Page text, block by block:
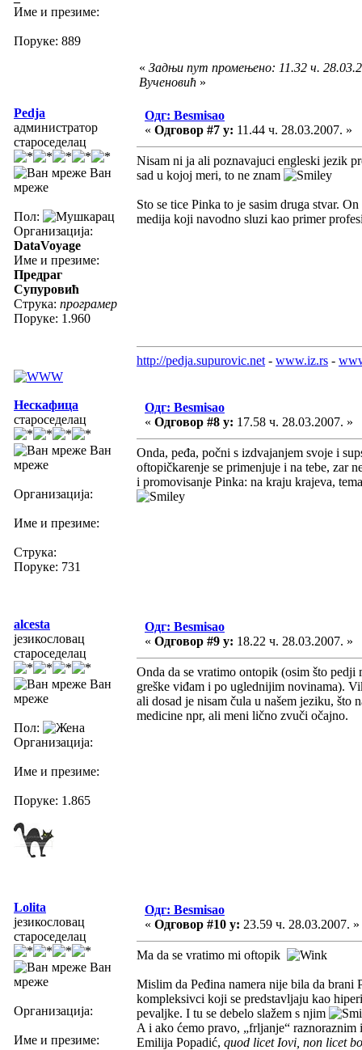
Име и презиме:
Поруке: 889
« Задњи пут промењено: 11.32 ч.
Вученовић »
Pedja
администратор
староседелац
Ван
мреже
Пол:
Организација:
DataVoyage
Име и презиме:
Предраг
Супуровић
Струка: програмер
Поруке: 1.960
Одг: Besmisao
« Одговор #7 у: 11.44 ч. 28.03.2007. »
Nisam ni ja ali poznavajuci engleski jezik
sad u kojoj meri, to ne znam
Sto se tice Pinka to je sasim druga stvar.
medija koji navodno sluzi kao primer
http://pedja.supurovic.net - www.iz.rs -
Нескафица
староседелац
Ван
мреже
Организација:
Име и презиме:
Струка:
Поруке: 731
Одг: Besmisao
« Одговор #8 у: 17.58 ч. 28.03.2007. »
Onda, peđa, počni s izdvajanjem svoje i
oftopičkarenje se primenjuje i na tebe, zar
i promovisanje Pinka: na kraju krajeva,
alcesta
језикословац
староседелац
Ван
мреже
Пол:
Организација:
Име и презиме:
Поруке: 1.865
Одг: Besmisao
« Одговор #9 у: 18.22 ч. 28.03.2007. »
Onda da se vratimo ontopik (osim što
greške viđam i po uglednijim novinama).
ali dosad je nisam čula u našem jeziku, što
medicine npr, ali meni lično zvuči očajno.
Lolita
језикословац
староседелац
Ван
мреже
Организација:
Име и презиме:
Одг: Besmisao
« Одговор #10 у: 23.59 ч. 28.03.2007. »
Ma da se vratimo mi oftopik
Mislim da Peđina namera nije bila da brani
kompleksivci koji se predstavljaju kao
pevaljke. I tu se debelo slažem s njim
A i ako ćemo pravo, „frljanje“
Emilija Popadić, quod licet Iovi, non licet